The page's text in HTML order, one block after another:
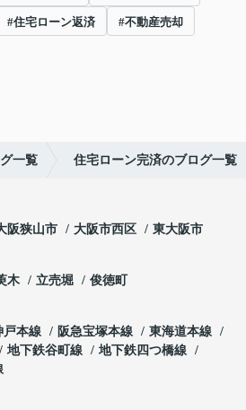
#住宅ローン返済 #不動産売却
一覧 住宅ローン完済のブログ一覧
阪狭山市 大阪市西区 東大阪市
木 立売堀 俊徳町
戸本線 阪急宝塚本線
東海道本線
地下鉄谷町線
地下鉄四つ橋線